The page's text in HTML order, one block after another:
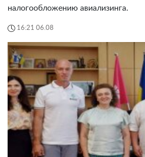
налогообложению авиализинга.
16:21 06.08